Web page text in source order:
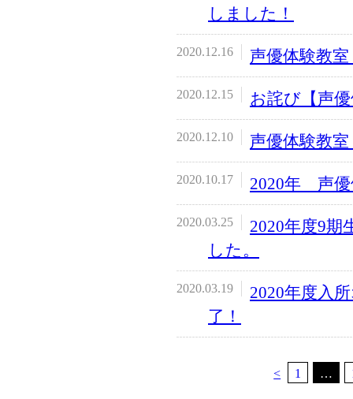
しました！
2020.12.16 声優体験教
2020.12.15 お詫び【声
2020.12.10 声優体験教
2020.10.17 2020年 声
2020.03.25
2020年度9期
した。
2020.03.19
2020年度入
了！
< 1 …